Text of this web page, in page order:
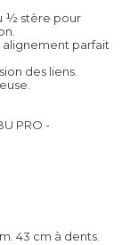
½ stère pour
alignement parfait
des liens.
PRO -
43 cm à dents.